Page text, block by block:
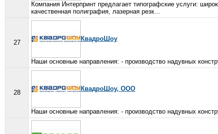
Компания Интерпринт предлагает типографские услуги:
качественная полиграфия, лазерная резк...
27
КвадроШоу
Наши основные направления: - производство надувных
28
КвадроШоу, ООО
Наши основные направления: - производство надувных